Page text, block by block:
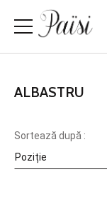
ALBASTRU
Sortează după :